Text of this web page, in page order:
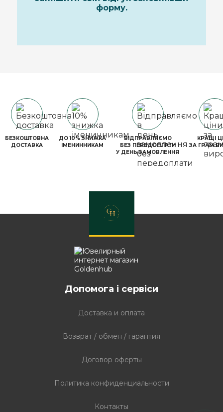
форму.
БЕЗКОШТОВНА
ДОСТАВКА
ДО 10% ЗНИЖКА
ІМЕНИННИКАМ
ВІДПРАВЛЯЄМО
БЕЗ ПЕРЕДОПЛАТИ
У ДЕНЬ ЗАМОВЛЕННЯ
КРАЩІ
ЗА ГРАМ
Допомога і сервіси
Доставка и оплата
Возврат / обмен / гарантия
Договор оферты
Политика конфиденциальности
Контакты